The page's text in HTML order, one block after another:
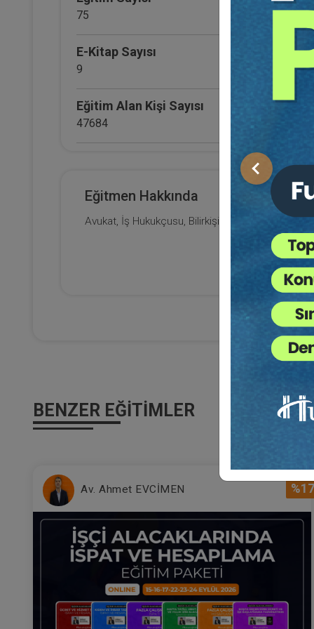
Önceki
75
E-Kitap Sayısı
9
Eğitim Alan Kişi Sayısı
47684
Makale Sayısı
22
Eğitmen Hakkında
Avukat, İş Hukukçusu, Bilirkişi
BENZER EĞITIMLER
%17
Av. Ahmet EVCİMEN